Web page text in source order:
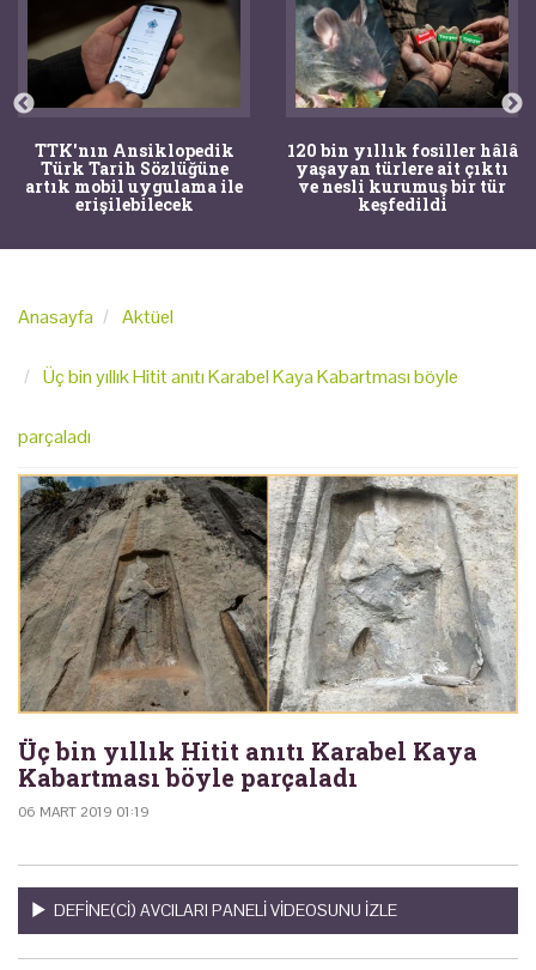
TTK'nın Ansiklopedik
Türk Tarih Sözlüğüne
artık mobil uygulama ile
erişilebilecek
120 bin yıllık fosiller hâlâ
yaşayan türlere ait çıktı
ve nesli kurumuş bir tür
keşfedildi
Anasayfa Aktüel
Üç bin yıllık Hitit anıtı Karabel Kaya Kabartması böyle
parçaladı
Üç bin yıllık Hitit anıtı Karabel Kaya
Kabartması böyle parçaladı
06 MART 2019 01:19
DEFINE(CI) AVCILARI PANELI VIDEOSUNU IZLE